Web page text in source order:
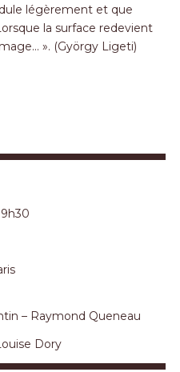
légèrement et que
la surface redevient
». (György Ligeti)
– Raymond Queneau
Dory